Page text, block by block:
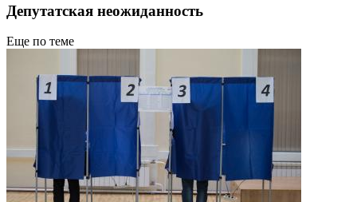
Депутатская неожиданность
Еще по теме